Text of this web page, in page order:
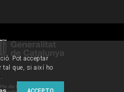
Pot acceptar
tal que, si així ho